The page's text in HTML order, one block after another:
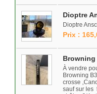
Dioptre
Dioptre
Prix :
Browning
À vendre
Browning
crosse
sauf sur les